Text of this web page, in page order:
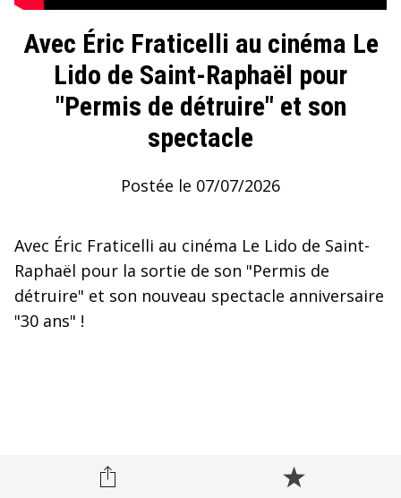
Avec Éric Fraticelli au cinéma Le
Lido de Saint-Raphaël pour
"Permis de détruire" et son
spectacle
Postée le 07/07/2026
Avec Éric Fraticelli au cinéma Le Lido de Saint-
Raphaël pour la sortie de son "Permis de
détruire" et son nouveau spectacle anniversaire
"30 ans" !